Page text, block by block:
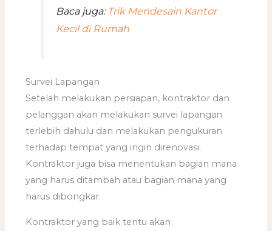
Baca juga: Trik Mendesain Kantor
Kecil di Rumah
Survei Lapangan
Setelah melakukan persiapan, kontraktor dan
pelanggan akan melakukan survei lapangan
terlebih dahulu dan melakukan pengukuran
terhadap tempat yang ingin direnovasi.
Kontraktor juga bisa menentukan bagian mana
yang harus ditambah atau bagian mana yang
harus dibongkar.
Kontraktor yang baik tentu akan